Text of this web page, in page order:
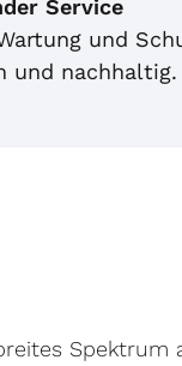
Service
und
und nachhaltig.